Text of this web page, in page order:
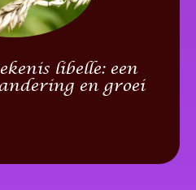
libelle: een
en groei